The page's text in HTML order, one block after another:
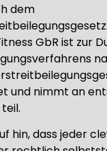
dem
GbR ist zur
und nimmt an
hin, dass jeder